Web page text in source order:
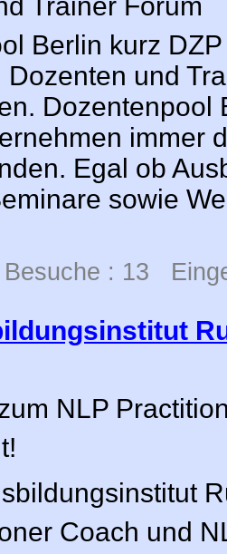
Berlin kurz
Dozenten und
Dozentenpool
immer
Egal ob
sowie
: 13
NLP
Coach und